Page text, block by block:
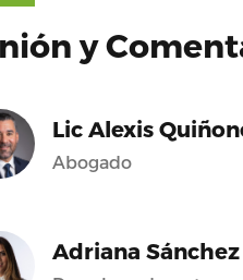
y
Lic Alexis
Abogado
Adriana Sánchez